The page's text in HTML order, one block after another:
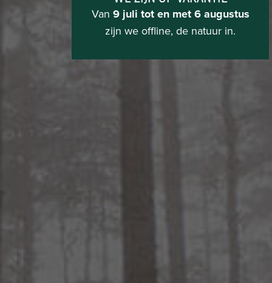
Van 9 juli tot en met 6 augustus
zijn we offline, de natuur in.